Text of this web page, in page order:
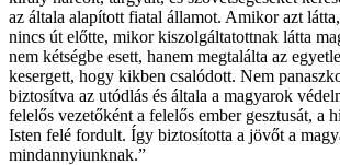
az általa alapított fiatal államot. Amikor azt
nincs út előtte, mikor kiszolgáltatottnak látta
nem kétségbe esett, hanem megtalálta az
kesergett, hogy kikben csalódott. Nem
biztosítva az utódlás és általa a magyarok
felelős vezetőként a felelős ember gesztusát, a
Isten felé fordult. Így biztosította a jövőt a
mindannyiunknak.”